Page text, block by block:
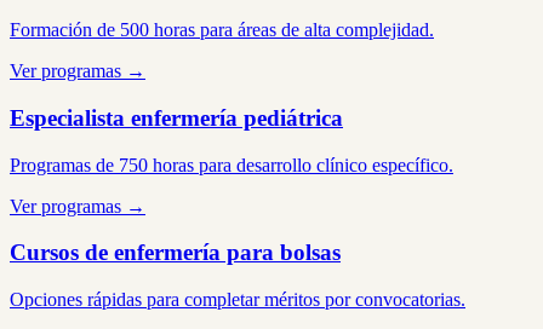
Formación de 500 horas para áreas de alta complejidad.
Ver programas →
Especialista enfermería pediátrica
Programas de 750 horas para desarrollo clínico específico.
Ver programas →
Cursos de enfermería para bolsas
Opciones rápidas para completar méritos por convocatorias.